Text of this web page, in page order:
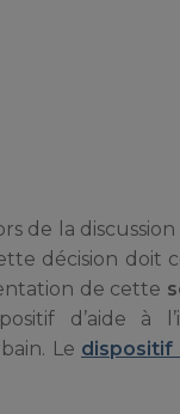
de la
décision doit
de cette
d’aide à
Le dispositif